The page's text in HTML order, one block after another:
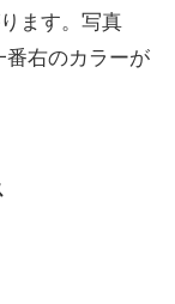
ます。写真
右のカラーが